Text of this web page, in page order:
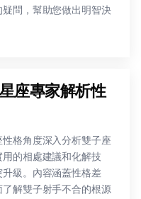
問，幫助您做出明智決
座專家解析性
格角度深入分析雙子座
的相處建議和化解技
級。內容涵蓋性格差
解雙子射手不合的根源